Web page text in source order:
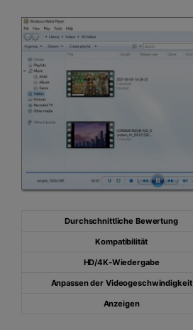
Durchschnittliche Bewertung
Kompatibilität
HD/4K-Wiedergabe
Anpassen der Videogeschwindigkeit
Anzeigen